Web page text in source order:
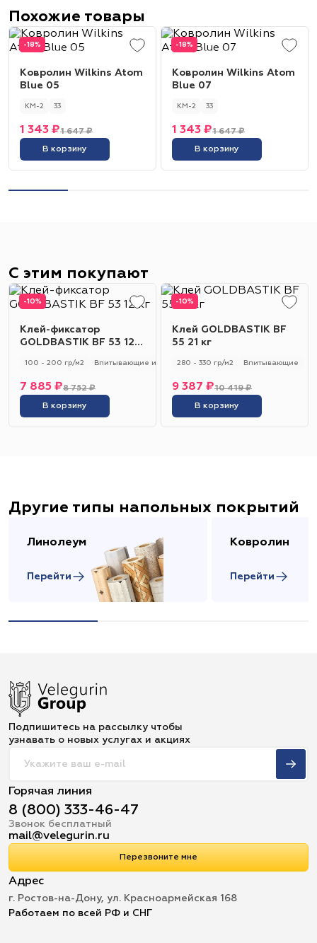
Похожие товары
-18%
Ковролин Wilkins Atom
Blue 05
КМ-2 33
1 647 ₽
1 343 ₽
В корзину
-18%
Ковролин Wilkins Atom
Blue 07
КМ-2 33
1 647 ₽
1 343 ₽
В корзину
С этим покупают
-10%
Клей-фиксатор
GOLDBASTIK BF 53 12
100 - 200 гр/м2 Впитывающие и не впитывающие Универсальный
8 752 ₽
7 885 ₽
В корзину
-10%
Клей GOLDBASTIK BF
55 21 кг
280 - 330 гр/м2 Впитывающие
10 419 ₽
9 387 ₽
В корзину
Другие типы напольных покрытий
Линолеум
Перейти
Ковролин
Перейти
Подпишитесь на рассылку чтобы
узнавать о новых услугах и акциях
Горячая линия
8 (800) 333-46-47
Звонок бесплатный
mail@velegurin.ru
Перезвоните мне
Адрес
г. Ростов-на-Дону, ул. Красноармейская 168
Работаем по всей РФ и СНГ